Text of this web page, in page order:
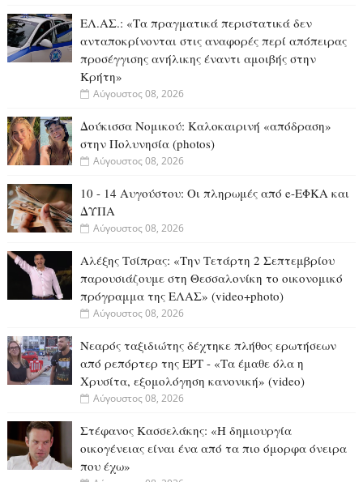
ΕΛ.ΑΣ.: «Τα πραγματικά περιστατικά δεν
ανταποκρίνονται στις αναφορές περί απόπειρας
προσέγγισης αvήλικης έναντι αμοιβής στην
Κρήτη»
Αύγουστος 08, 2026
Δούκισσα Νομικού: Καλοκαιρινή «απόδραση»
στην Πολυνησία (photos)
Αύγουστος 08, 2026
10 - 14 Αυγούστου: Οι πληρωμές από e-ΕΦΚΑ και
ΔΥΠΑ
Αύγουστος 08, 2026
Αλέξης Τσίπρας: «Την Τετάρτη 2 Σεπτεμβρίου
παρουσιάζουμε στη Θεσσαλονίκη το οικονομικό
πρόγραμμα της ΕΛΑΣ» (video+photo)
Αύγουστος 08, 2026
Νεαρός ταξιδιώτης δέχτηκε πλήθος ερωτήσεων
από ρεπόρτερ της ΕΡΤ - «Τα έμαθε όλα η
Χρυσίτα, εξομολόγηση κανονική» (video)
Αύγουστος 08, 2026
Στέφανος Κασσελάκης: «Η δημιουργία
οικογένειας είναι ένα από τα πιο όμορφα όνειρα
που έχω»